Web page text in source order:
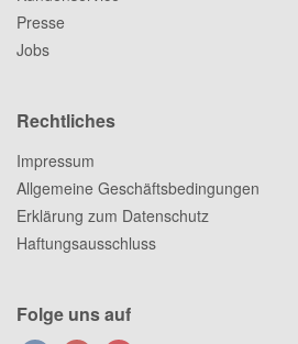
Presse
Jobs
Rechtliches
Impressum
Allgemeine Geschäftsbedingungen
Erklärung zum Datenschutz
Haftungsausschluss
Folge uns auf